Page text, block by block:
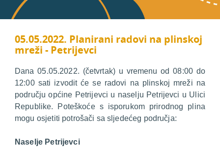
05.05.2022. Planirani radovi na plinskoj
mreži - Petrijevci
Dana 05.05.2022. (četvrtak) u vremenu od 08:00 do
12:00 sati izvodit će se radovi na plinskoj mreži na
području općine Petrijevci u naselju Petrijevci u Ulici
Republike. Poteškoće s isporukom prirodnog plina
mogu osjetiti potrošači sa sljedećeg područja:
Naselje Petrijevci